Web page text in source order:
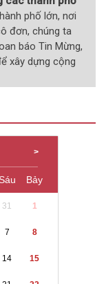
phố lớn, nơi
đơn, chúng ta
báo Tin Mừng,
xây dựng cộng
Sáu Bảy
31 1
7 8
14 15